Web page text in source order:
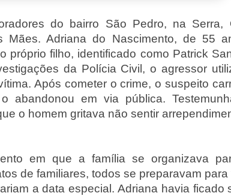
do bairro São Pedro, na Serra,
Mães. Adriana do Nascimento, de 55
próprio filho, identificado como Patrick
da Polícia Civil, o agressor
Após cometer o crime, o suspeito
abandonou em via pública.
o homem gritava não sentir
em que a família se organizava
de familiares, todos se preparavam para
a data especial. Adriana havia ficado